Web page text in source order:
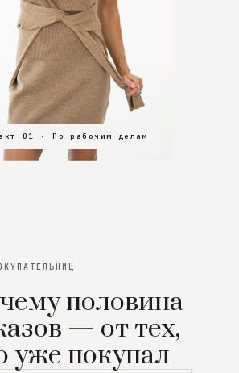
01 · По рабочим делам
02 · В зал
03 · На особенный вечер
половина
— от тех,
уже покупал